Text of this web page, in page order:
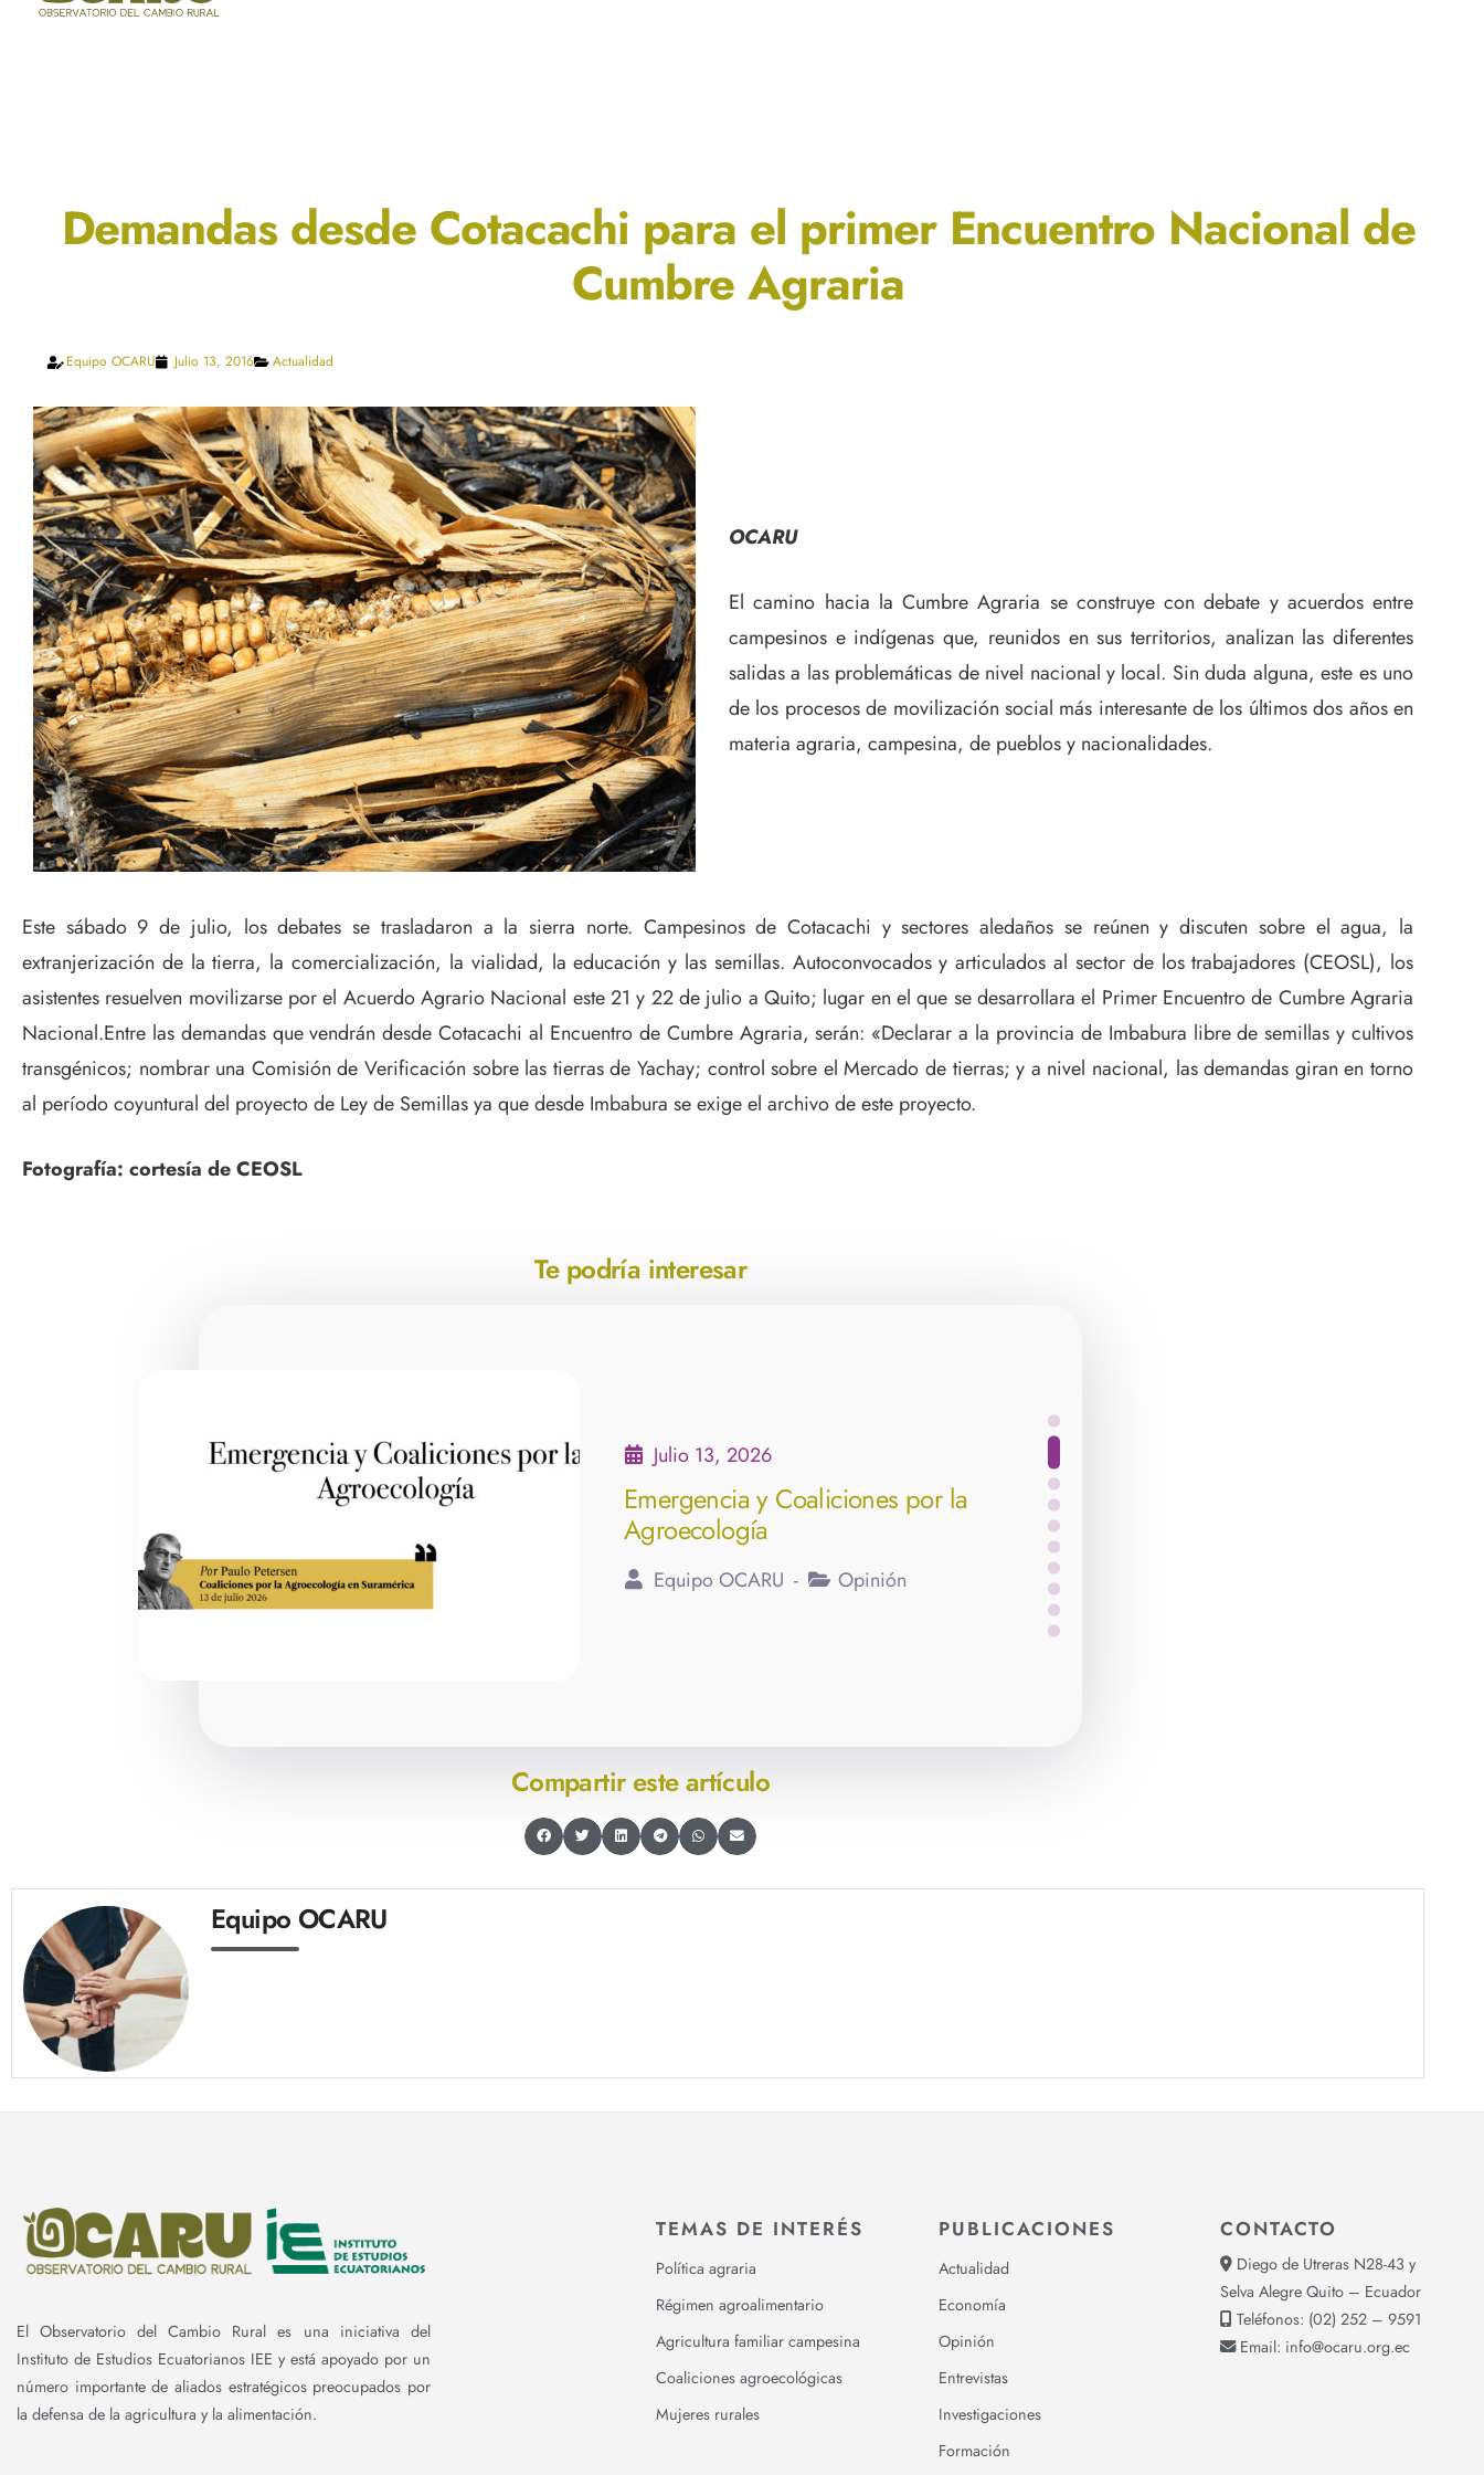
Demandas desde Cotacachi para el primer Encuentro Nacional de
Cumbre Agraria
Equipo OCARU Julio 13, 2016 Actualidad
OCARU
El camino hacia la Cumbre Agraria se construye con debate y acuerdos entre
campesinos e indígenas que, reunidos en sus territorios, analizan las diferentes
salidas a las problemáticas de nivel nacional y local. Sin duda alguna, este es uno
de los procesos de movilización social más interesante de los últimos dos años en
materia agraria, campesina, de pueblos y nacionalidades.
Este sábado 9 de julio, los debates se trasladaron a la sierra norte. Campesinos de Cotacachi y sectores aledaños se reúnen y discuten sobre el agua, la
extranjerización de la tierra, la comercialización, la vialidad, la educación y las semillas. Autoconvocados y articulados al sector de los trabajadores (CEOSL), los
asistentes resuelven movilizarse por el Acuerdo Agrario Nacional este 21 y 22 de julio a Quito; lugar en el que se desarrollara el Primer Encuentro de Cumbre Agraria
Nacional.Entre las demandas que vendrán desde Cotacachi al Encuentro de Cumbre Agraria, serán: «Declarar a la provincia de Imbabura libre de semillas y cultivos
transgénicos; nombrar una Comisión de Verificación sobre las tierras de Yachay; control sobre el Mercado de tierras; y a nivel nacional, las demandas giran en torno
al período coyuntural del proyecto de Ley de Semillas ya que desde Imbabura se exige el archivo de este proyecto.
Fotografía: cortesía de CEOSL
Te podría interesar
Julio 13, 2026
Emergencia y Coaliciones por la
Agroecología
Equipo OCARU Opinión
Compartir este artículo
Equipo OCARU
El Observatorio del Cambio Rural es una iniciativa del
Instituto de Estudios Ecuatorianos IEE y está apoyado por un
número importante de aliados estratégicos preocupados por
la defensa de la agricultura y la alimentación.
TEMAS DE INTERÉS
Política agraria
Régimen agroalimentario
Agricultura familiar campesina
Coaliciones agroecológicas
Mujeres rurales
PUBLICACIONES
Actualidad
Economía
Opinión
Entrevistas
Investigaciones
Formación
CONTACTO
Diego de Utreras N28-43 y
Selva Alegre Quito – Ecuador
Teléfonos: (02) 252 – 9591
Email: info@ocaru.org.ec